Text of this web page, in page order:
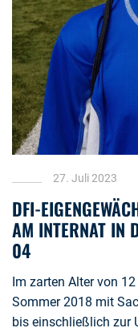
27. Juli 2023
DFI-
AM INTERNAT IN
04
Im zarten Alter von
Sommer 2018 mit
bis einschließlich zur